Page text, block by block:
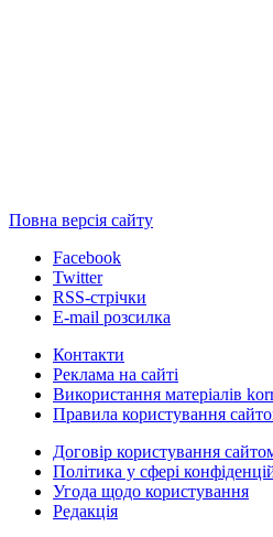
Повна версія сайту
Facebook
Twitter
RSS-стрічки
E-mail розсилка
Контакти
Реклама на сайті
Використання матеріалів
Правила користування
Договір користування
Політика у сфері
Угода щодо користування
Редакція